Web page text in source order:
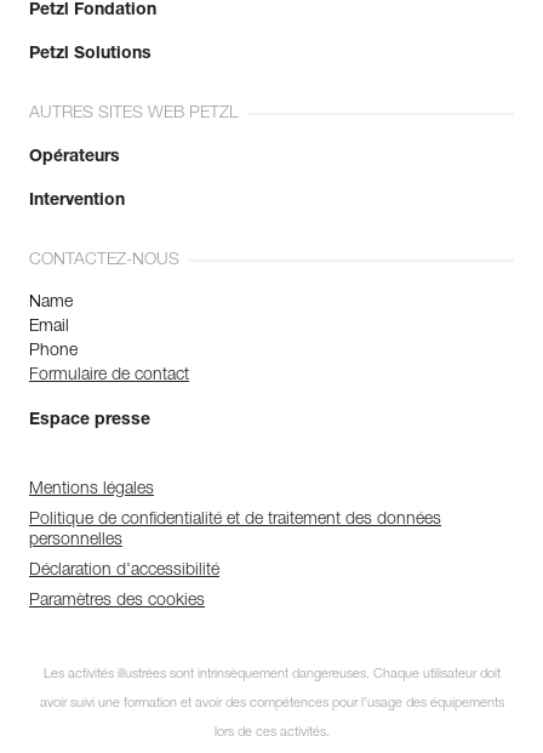
Petzl Fondation
Petzl Solutions
AUTRES SITES WEB PETZL
Opérateurs
Intervention
CONTACTEZ-NOUS
Name
Email
Phone
Formulaire de contact
Espace presse
Mentions légales
Politique de confidentialité et de traitement des données
personnelles
Déclaration d'accessibilité
Paramètres des cookies
Les activités illustrées sont intrinsèquement dangereuses. Chaque utilisateur doit
avoir suivi une formation et avoir des compétences pour l’usage des équipements
lors de ces activités.